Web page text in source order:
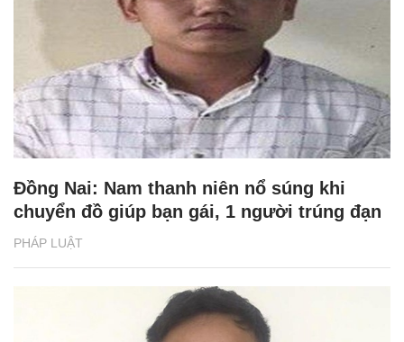
PHÁP LUẬT
Đồng Nai: Nam thanh niên nổ súng khi
chuyển đồ giúp bạn gái, 1 người trúng đạn